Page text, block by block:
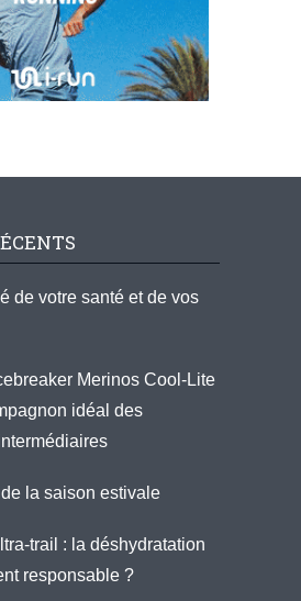
de votre santé et de vos
Merinos Cool-Lite
idéal des
la saison estivale
trail : la déshydratation
responsable ?